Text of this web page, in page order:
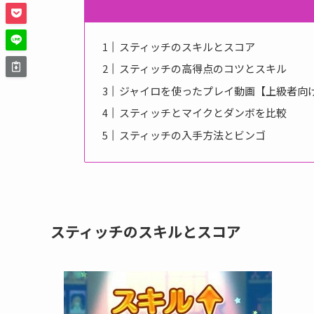
スティッチのスキルとスコア
スティッチの高得点のコツとスキル
ジャイロを使ったプレイ動画【上級者向
スティッチとマイクとダンボを比較
スティッチの入手方法とビンゴ
スティッチのスキルとスコア